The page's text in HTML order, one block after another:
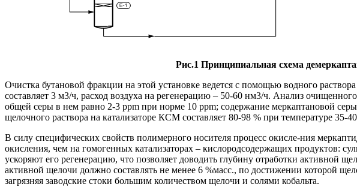
Рис.1 Принципиальная схема
Очистка бутановой фракции на этой установке ведется с помощью водного
составляет 3 м3/ч, расход воздуха на регенерацию – 50-60 нм3/ч. Анализ
общей серы в нем равно 2-3 ррm при норме 10 ppm; содержание меркаптановой
щелочного раствора на катализаторе КСМ составляет 80-98 % при температуре 35-
В силу специфических свойств полимерного носителя процесс окисле-ния
окисления, чем на гомогенных катализаторах – кислородсодержащих продуктов:
ускоряют его регенерацию, что позволяет доводить глубину отработки
активной щелочи должно составлять не менее 6 %масс., по достижении которой
загрязняя заводские стоки большим количеством щелочи и солями кобальта.